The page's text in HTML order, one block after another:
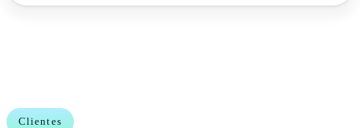
Clientes